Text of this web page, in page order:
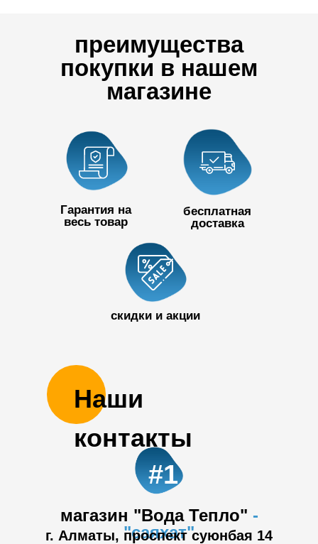
преимущества
покупки в нашем
магазине
Гарантия на
весь товар
бесплатная
доставка
скидки и акции
Наши
контакты
магазин "Вода Тепло" -
"саяхат"
#1
г. Алматы, проспект суюнбая 14
+7 727 390
50 32